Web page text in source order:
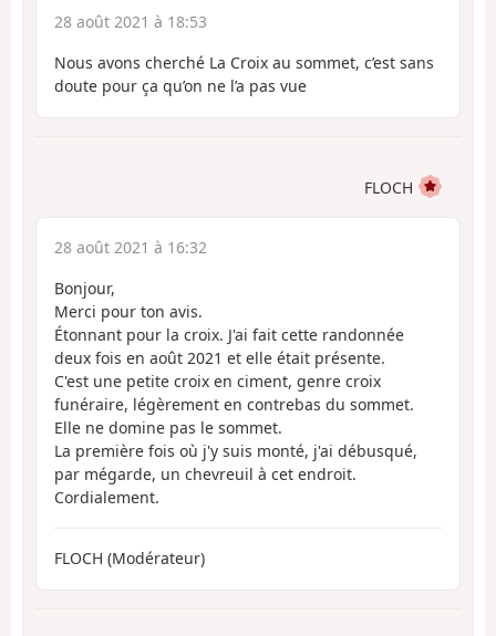
28 août 2021 à 18:53
Nous avons cherché La Croix au sommet, c’est sans
doute pour ça qu’on ne l’a pas vue
FLOCH
28 août 2021 à 16:32
Bonjour,
Merci pour ton avis.
Étonnant pour la croix. J'ai fait cette randonnée
deux fois en août 2021 et elle était présente.
C'est une petite croix en ciment, genre croix
funéraire, légèrement en contrebas du sommet.
Elle ne domine pas le sommet.
La première fois où j'y suis monté, j'ai débusqué,
par mégarde, un chevreuil à cet endroit.
Cordialement.
FLOCH (Modérateur)